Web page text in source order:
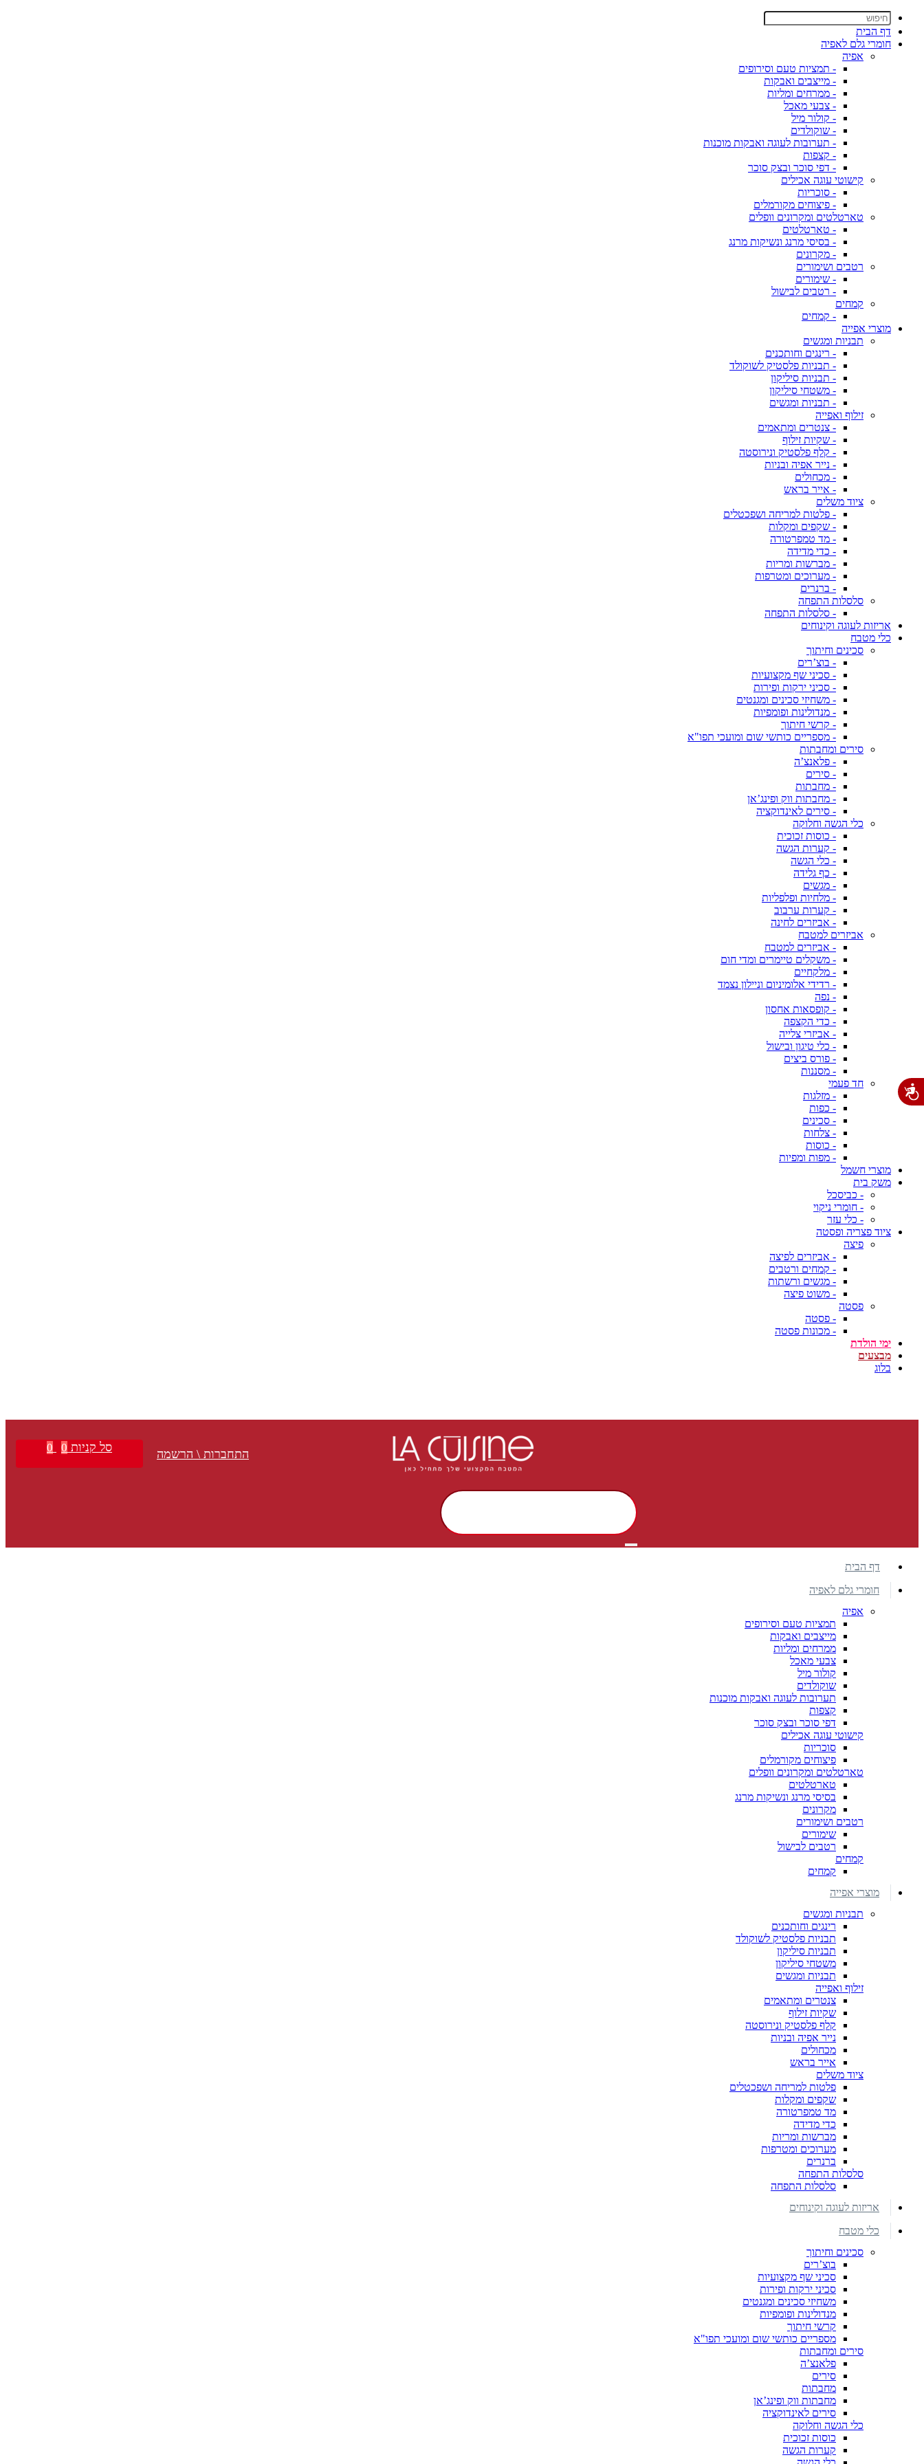
דף הבית
חומרי גלם לאפיה
אפיה
- תמציות טעם וסירופים
- מייצבים ואבקות
- ממרחים ומליות
- צבעי מאכל
- קולור מיל
- שוקולדים
- תערובות לעוגה ואבקות מוכנות
- קצפות
- דפי סוכר ובצק סוכר
קישוטי עוגה אכילים
- סוכריות
- פיצוחים מקורמלים
טארטלטים ומקרונים וופלים
- טארטלטים
- בסיסי מרנג ונשיקות מרנג
- מקרונים
רטבים ושימורים
- שימורים
- רטבים לבישול
קמחים
- קמחים
מוצרי אפייה
תבניות ומגשים
- רינגים וחותכנים
- תבניות פלסטיק לשוקולד
- תבניות סיליקון
- משטחי סיליקון
- תבניות ומגשים
זילוף ואפייה
- צנטרים ומתאמים
- שקיות זילוף
- קלף פלסטיק ונירוסטה
- נייר אפיה ובניות
- מכחולים
- אייר בראש
ציוד משלים
- פלטות למריחה ושפכטלים
- שקפים ומקלות
- מד טמפרטורה
- כדי מדידה
- מברשות ומריות
- מערוכים ומטרפות
- ברנרים
סלסלות התפחה
- סלסלות התפחה
אריזות לעוגה וקינוחים
כלי מטבח
סכינים וחיתוך
- בוצ’רים
- סכיני שף מקצועיות
- סכיני ירקות ופירות
- משחיזי סכינים ומגנטים
- מנדולינות ופומפיות
- קרשי חיתוך
- מספריים כותשי שום ומועכי תפו"א
סירים ומחבתות
- פלאנצ’ה
- סירים
- מחבתות
- מחבתות ווק ופינג’אן
- סירים לאינדוקציה
כלי הגשה וחלוקה
- כוסות זכוכית
- קערות הגשה
- כלי הגשה
- כף גלידה
- מגשים
- מלחיות ופלפליות
- קערות ערבוב
- אביזרים לחינה
אביזרים למטבח
- אביזרים למטבח
- משקלים טיימרים ומדי חום
- מלקחיים
- רדידי אלומיניום וניילון נצמד
- נפה
- קופסאות אחסון
- כדי הקצפה
- אביזרי צלייה
- כלי טיגון ובישול
- פורס ביצים
- מסננות
חד פעמי
- מזלגות
- כפות
- סכינים
- צלחות
- כוסות
- מפות ומפיות
מוצרי חשמל
משק בית
- כביסכל
- חומרי ניקוי
- כלי עזר
ציוד פצריה ופסטה
פיצה
- אביזרים לפיצה
- קמחים ורטבים
- מגשים ורשתות
- משוט פיצה
פסטה
- פסטה
- מכונות פסטה
ימי הולדת
מבצעים
בלוג
התחברות \ הרשמה סל קניות 0
0
דף הבית
חומרי גלם לאפיה
אפיה
תמציות טעם וסירופים
מייצבים ואבקות
ממרחים ומליות
צבעי מאכל
קולור מיל
שוקולדים
תערובות לעוגה ואבקות מוכנות
קצפות
דפי סוכר ובצק סוכר
קישוטי עוגה אכילים
סוכריות
פיצוחים מקורמלים
טארטלטים ומקרונים וופלים
טארטלטים
בסיסי מרנג ונשיקות מרנג
מקרונים
רטבים ושימורים
שימורים
רטבים לבישול
קמחים
קמחים
מוצרי אפייה
תבניות ומגשים
רינגים וחותכנים
תבניות פלסטיק לשוקולד
תבניות סיליקון
משטחי סיליקון
תבניות ומגשים
זילוף ואפייה
צנטרים ומתאמים
שקיות זילוף
קלף פלסטיק ונירוסטה
נייר אפיה ובניות
מכחולים
אייר בראש
ציוד משלים
פלטות למריחה ושפכטלים
שקפים ומקלות
מד טמפרטורה
כדי מדידה
מברשות ומריות
מערוכים ומטרפות
ברנרים
סלסלות התפחה
סלסלות התפחה
אריזות לעוגה וקינוחים
כלי מטבח
סכינים וחיתוך
בוצ’רים
סכיני שף מקצועיות
סכיני ירקות ופירות
משחיזי סכינים ומגנטים
מנדולינות ופומפיות
קרשי חיתוך
מספריים כותשי שום ומועכי תפו"א
סירים ומחבתות
פלאנצ’ה
סירים
מחבתות
מחבתות ווק ופינג’אן
סירים לאינדוקציה
כלי הגשה וחלוקה
כוסות זכוכית
קערות הגשה